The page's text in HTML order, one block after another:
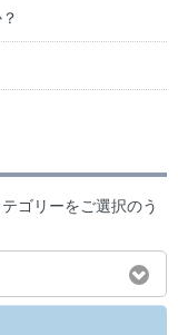
ゴリーをご選択のう